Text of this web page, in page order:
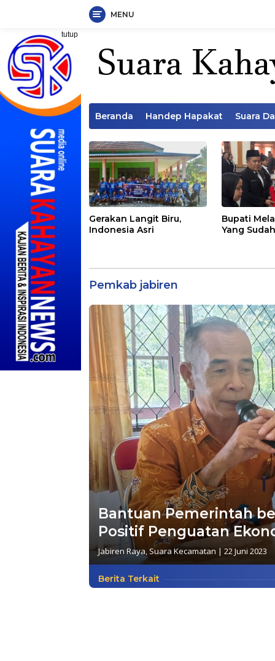
Langsung
konten
MENU
tutup
Beranda Handep Hapakat Suara
Gerakan Langit Biru,
Indonesia Asri
Bupati
Yang
Pemkab jabiren
Bantuan Pemerintah
Positif Penguatan
Jabiren Raya,Suara Kecamatan | 22 Juni 2023
Berita Terkait